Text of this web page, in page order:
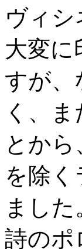
ヴィ
大変に
すが、
く、
とか
を除
ました
詩のポ